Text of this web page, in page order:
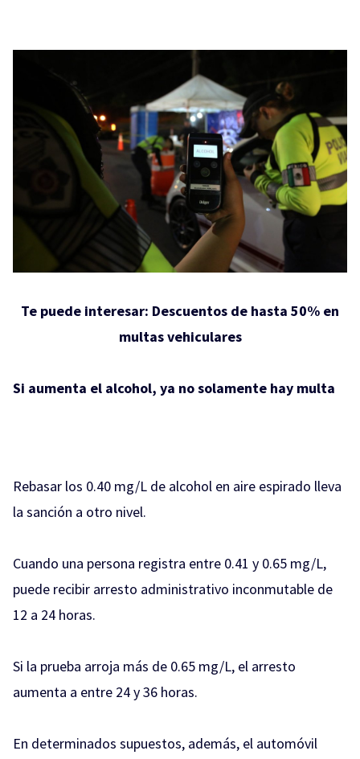
Te puede interesar: Descuentos de hasta 50% en
multas vehiculares
Si aumenta el alcohol, ya no solamente hay multa
Rebasar los 0.40 mg/L de alcohol en aire espirado lleva
la sanción a otro nivel.
Cuando una persona registra entre 0.41 y 0.65 mg/L,
puede recibir arresto administrativo inconmutable de
12 a 24 horas.
Si la prueba arroja más de 0.65 mg/L, el arresto
aumenta a entre 24 y 36 horas.
En determinados supuestos, además, el automóvil